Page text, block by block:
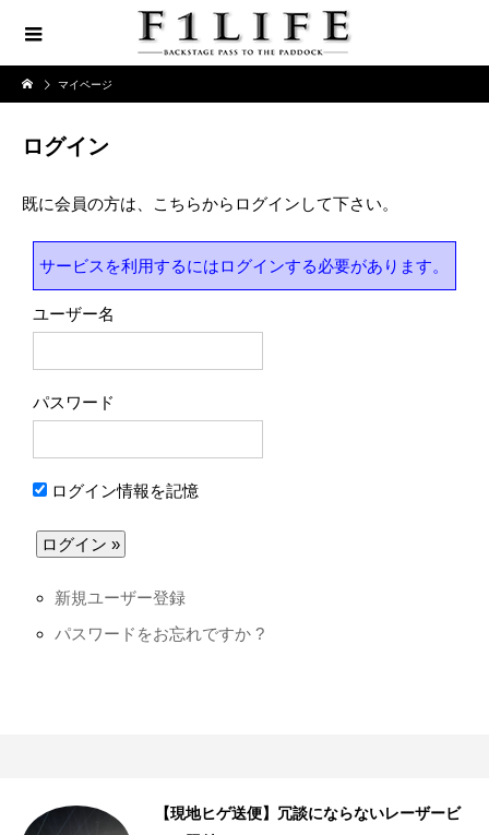
マイページ
ログイン
既に会員の方は、こちらからログインして下さい。
サービスを利用するにはログインする必要があります。
ユーザー名
パスワード
ログイン情報を記憶
新規ユーザー登録
パスワードをお忘れですか ?
【現地ヒゲ送便】冗談にならないレーザービ